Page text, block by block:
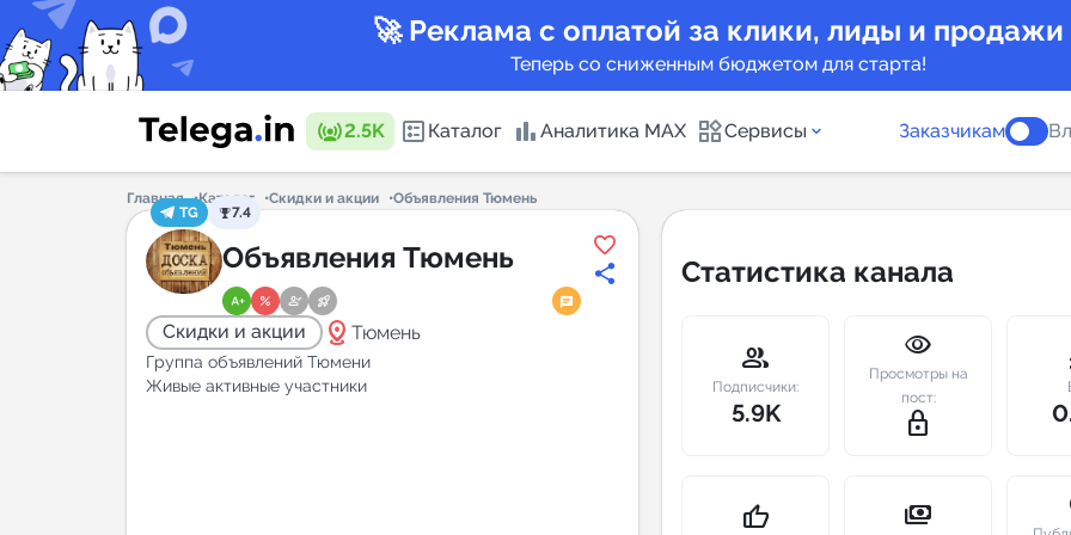
🚀 Реклама с оплатой за клики, лиды и продажи
Теперь со сниженным бюджетом для старта!
2.5K Каталог Аналитика MAX Сервисы
Каталог каналов
Горящие предложения
Индекс
Telegram
New
Заказчикам
Главная Каталог Скидки и акции
Объявления Тюмень
TG
7.4
Объявления Тюмень
Скидки и акции distance Тюмень
Группа объявлений Тюмени
Живые активные участники
Статистика канала
group
Подписчики:
5.9K
visibility
Просмотры на
пост:
lock_outline
thumb_up payments